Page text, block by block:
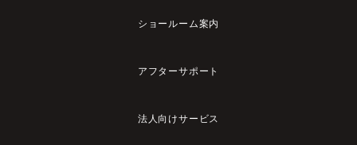
ショールーム案内
アフターサポート
法人向けサービス